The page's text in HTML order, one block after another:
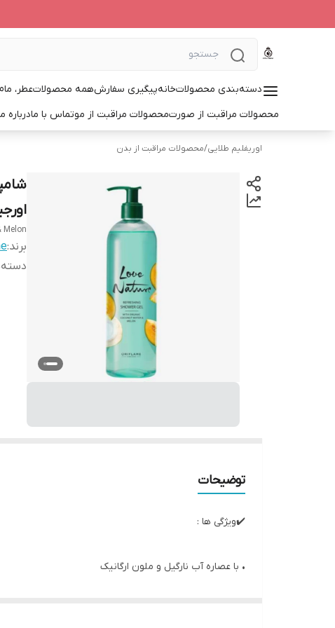
دسته‌بندی محصولاتخانهپیگیری سفارشهمه محصولاتعطر،
محصولات مراقبت از صورتمحصولات مراقبت از موتماس با مادرباره
اوریفلیم طلایی/محصولات مراقبت از بدن
Melon
برند:
توضیحات
✔️ویژگی ها :
• با عصاره آب نارگیل و ملون ارگانیک